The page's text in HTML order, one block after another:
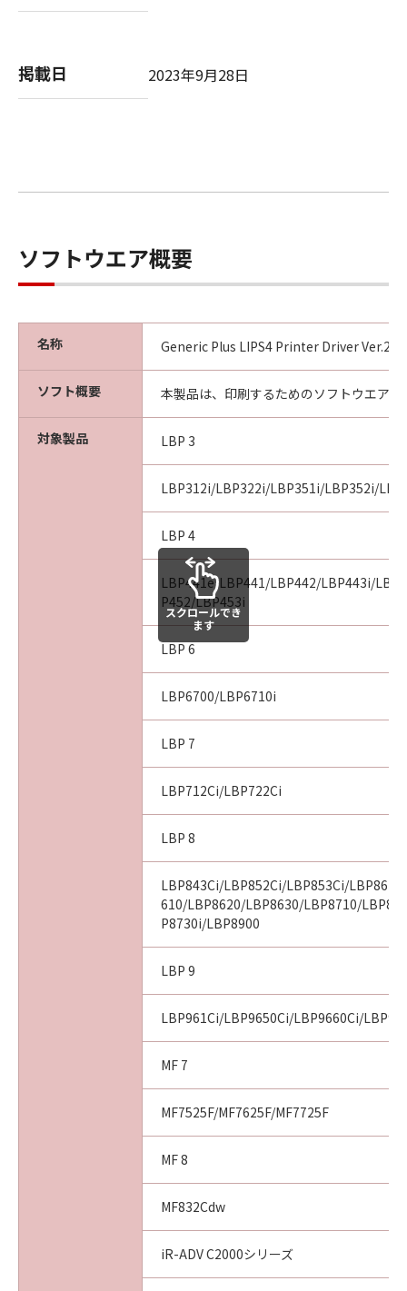
掲載日 2023年9月28日
ソフトウエア概要
名称 Generic Plus LIPS4 Printer Driver
ソフト概要 本製品は、印刷するためのソフトウエアで
対象製品 LBP 3
LBP312i/LBP322i/LBP351i/LBP352i/
LBP 4
LBP441e/LBP441/LBP442/LBP443i/
P452/LBP453i
LBP 6
LBP6700/LBP6710i
LBP 7
LBP712Ci/LBP722Ci
LBP 8
LBP843Ci/LBP852Ci/LBP853Ci/
610/LBP8620/LBP8630/LBP8710/
P8730i/LBP8900
LBP 9
LBP961Ci/LBP9650Ci/LBP9660Ci/
MF 7
MF7525F/MF7625F/MF7725F
MF 8
MF832Cdw
iR-ADV C2000シリーズ
スクロールでき
ます